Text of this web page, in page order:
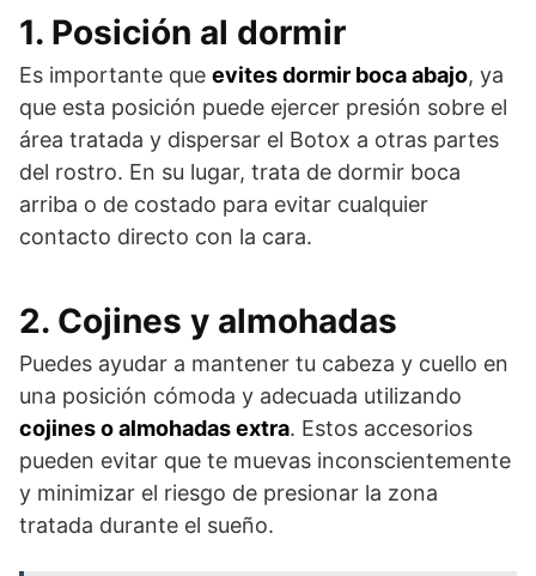
1. Posición al dormir
Es importante que evites dormir boca abajo, ya
que esta posición puede ejercer presión sobre el
área tratada y dispersar el Botox a otras partes
del rostro. En su lugar, trata de dormir boca
arriba o de costado para evitar cualquier
contacto directo con la cara.
2. Cojines y almohadas
Puedes ayudar a mantener tu cabeza y cuello en
una posición cómoda y adecuada utilizando
cojines o almohadas extra. Estos accesorios
pueden evitar que te muevas inconscientemente
y minimizar el riesgo de presionar la zona
tratada durante el sueño.